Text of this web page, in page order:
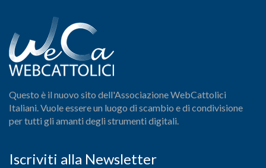
Questo è il nuovo sito dell'Associazione WebCattolici
Italiani. Vuole essere un luogo di scambio e di condivisione
per tutti gli amanti degli strumenti digitali.
Iscriviti alla Newsletter